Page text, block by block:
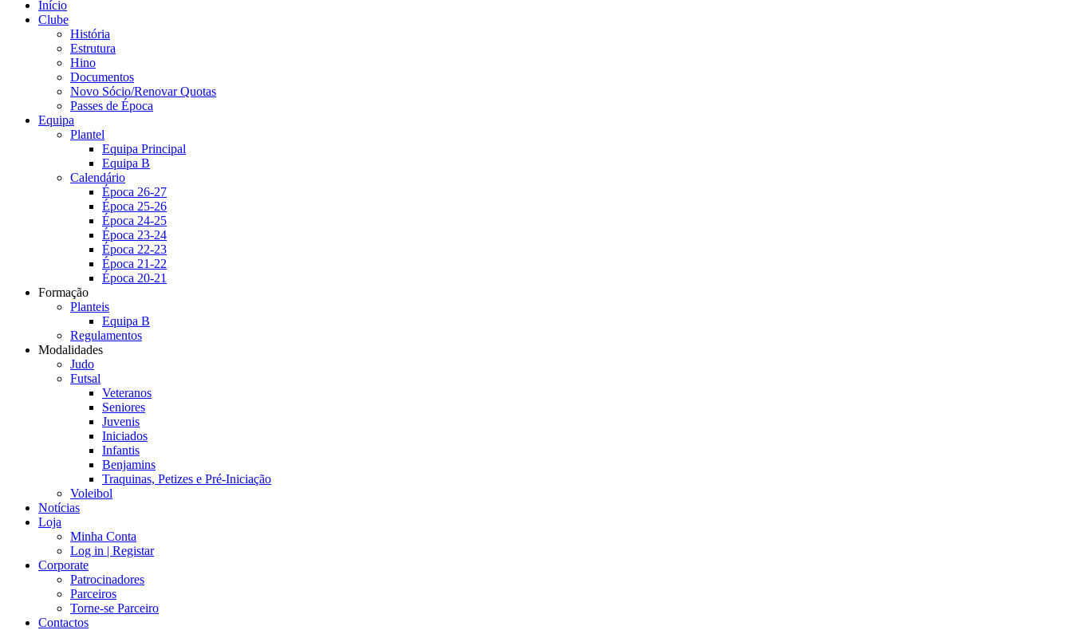
Início
Clube
História
Estrutura
Hino
Documentos
Novo Sócio/Renovar Quotas
Passes de Época
Equipa
Plantel
Equipa Principal
Equipa B
Calendário
Época 26-27
Época 25-26
Época 24-25
Época 23-24
Época 22-23
Época 21-22
Época 20-21
Formação
Planteis
Equipa B
Regulamentos
Modalidades
Judo
Futsal
Veteranos
Seniores
Juvenis
Iniciados
Infantis
Benjamins
Traquinas, Petizes e Pré-Iniciação
Voleibol
Notícias
Loja
Minha Conta
Log in | Registar
Corporate
Patrocinadores
Parceiros
Torne-se Parceiro
Contactos